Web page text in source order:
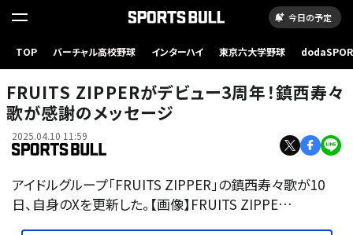
今日の予定
TOP バーチャル高校野球 インターハイ 東京六大学野球
FRUITS ZIPPERがデビュー3周年！鎮西寿々
歌が感謝のメッセージ
2025.04.10 11:59
アイドルグループ「FRUITS ZIPPER」の鎮西寿々歌が10
日、自身のXを更新した。【画像】FRUITS ZIPPE…